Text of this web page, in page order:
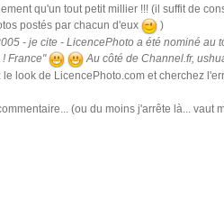
qu'un tout petit millier !!! (il suffit de
postés par chacun d'eux
)
- je cite - LicencePhoto a été nominé
! France"
Au côté de Channel.fr,
le look de LicencePhoto.com et cherchez
(ou du moins j'arrête là... vaut